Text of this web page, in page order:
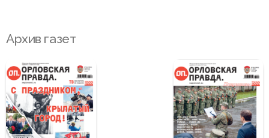
Архив газет